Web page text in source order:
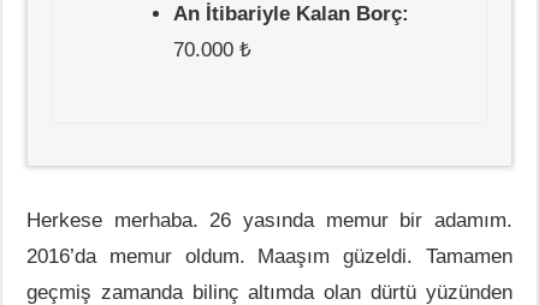
An İtibariyle Kalan Borç:
70.000 ₺
Herkese merhaba. 26 yasında memur bir adamım.
2016’da memur oldum. Maaşım güzeldi. Tamamen
geçmiş zamanda bilinç altımda olan dürtü yüzünden